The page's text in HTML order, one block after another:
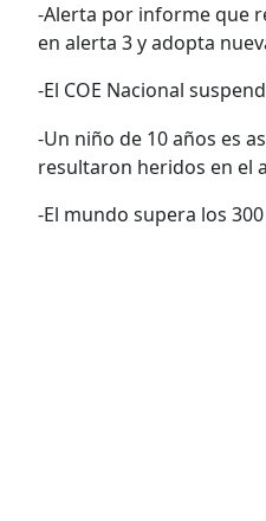
-Alerta por informe que
en alerta 3 y adopta
-El COE Nacional
-Un niño de 10 años es
resultaron heridos en el
-El mundo supera los